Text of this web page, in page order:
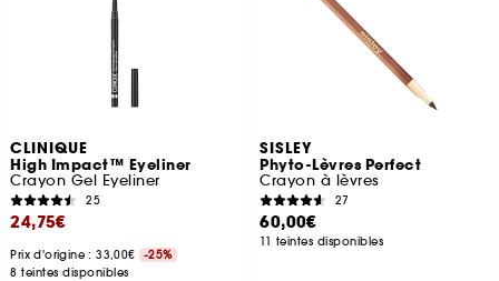
CLINIQUE
High Impact™ Eyeliner
Crayon Gel Eyeliner
25
24,75€
Prix d'origine : 33,00€
-25%
8 teintes disponibles
SISLEY
Phyto-Lèvres Perfect
Crayon à lèvres
27
60,00€
11 teintes disponibles